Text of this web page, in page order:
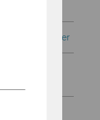
Pricing Center